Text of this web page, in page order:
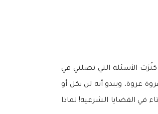
الأسئلة التي تصلني في
عروة، ويبدو أنه لن يكل أو
القضايا الشرعية! لماذا